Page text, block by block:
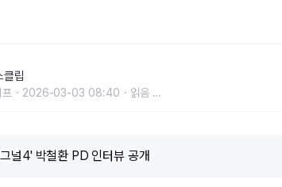
클립
프 2026-03-03 08:40 읽음 ...
널4' 박철환 PD 인터뷰 공개